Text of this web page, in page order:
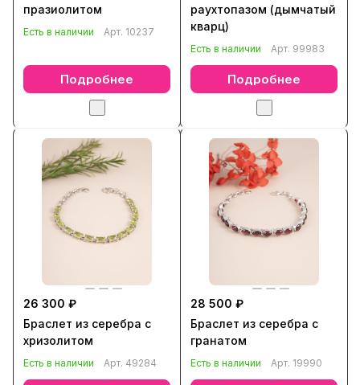
празиолитом
Есть в наличии Арт. 10237
Подробнее
раухтопазом (дымчатый
кварц)
Есть в наличии Арт. 99983
Подробнее
26 300 ₽
Браслет из серебра с
хризолитом
Есть в наличии Арт. 49284
28 500 ₽
Браслет из серебра с
гранатом
Есть в наличии Арт. 19990